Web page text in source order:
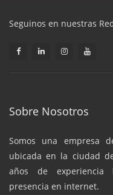
Seguinos en nuestras
Sobre Nosotros
Somos una empresa
ubicada en la ciudad
años de experiencia
presencia en internet.